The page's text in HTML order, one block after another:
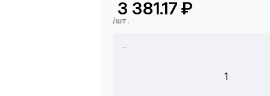
3 381.17 ₽
/шт.
1